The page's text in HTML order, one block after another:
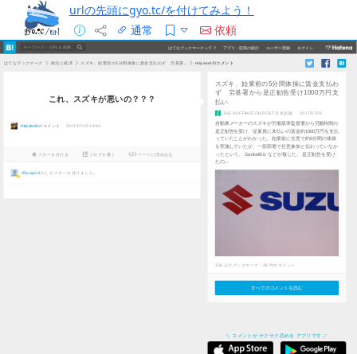
urlの先頭にgyo.tc/を付けてみよう！
通常
依頼